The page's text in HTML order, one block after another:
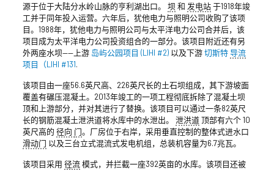
源于位于大陆分水岭山脉的亨利湖出口。 坝 和 发电站于1918年竣
工并于同年投入运营。六年后，犹他电力与照明公司收购了该项
目。1988年，犹他电力与照明公司与太平洋电力公司合并后，该
项目成为太平洋电力公司投资组合的一部分。该项目附近还有另
外两座水坝——上游 岛屿公园项目 (LIHI #2)以及下游切斯特导流
项目（LIHI #131.
该项目由一座56.6英尺高、226英尺长的土石坝组成，其下游坡面
覆盖有碾压混凝土。2013年竣工的一项工程彻底拆除了混凝土坝
顶和上游部分，并对其进行了替换。该项目可以通过一条82英尺
长的钢筋混凝土泄洪道将水库中的水泄出。 泄洪道顶部有六个 10
英尺高的 径向 门。厂房位于右岸，采用垂直控制的整体式进水口
滑动门 以及三台立式混流式发电机组，总装机容量为6.7兆瓦。
该项目采用 径流模式，并拦截一座392英亩的水库。该项目还被